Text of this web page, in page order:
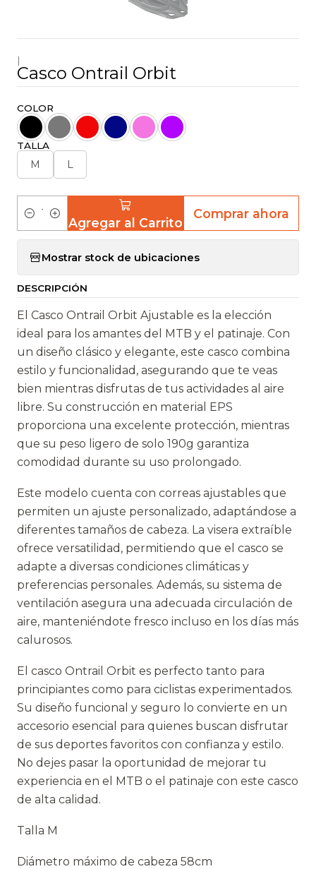
|
Casco Ontrail Orbit
COLOR
TALLA
M L
a
t
i
d
a
d
Agregar al Carrito
Comprar ahora
Mostrar stock de ubicaciones
DESCRIPCIÓN
El Casco Ontrail Orbit Ajustable es la elección
ideal para los amantes del MTB y el patinaje. Con
un diseño clásico y elegante, este casco combina
estilo y funcionalidad, asegurando que te veas
bien mientras disfrutas de tus actividades al aire
libre. Su construcción en material EPS
proporciona una excelente protección, mientras
que su peso ligero de solo 190g garantiza
comodidad durante su uso prolongado.
Este modelo cuenta con correas ajustables que
permiten un ajuste personalizado, adaptándose a
diferentes tamaños de cabeza. La visera extraíble
ofrece versatilidad, permitiendo que el casco se
adapte a diversas condiciones climáticas y
preferencias personales. Además, su sistema de
ventilación asegura una adecuada circulación de
aire, manteniéndote fresco incluso en los días más
calurosos.
El casco Ontrail Orbit es perfecto tanto para
principiantes como para ciclistas experimentados.
Su diseño funcional y seguro lo convierte en un
accesorio esencial para quienes buscan disfrutar
de sus deportes favoritos con confianza y estilo.
No dejes pasar la oportunidad de mejorar tu
experiencia en el MTB o el patinaje con este casco
de alta calidad.
Talla M
Diámetro máximo de cabeza 58cm